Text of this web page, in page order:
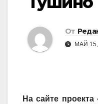
От
МАЙ
На сайте